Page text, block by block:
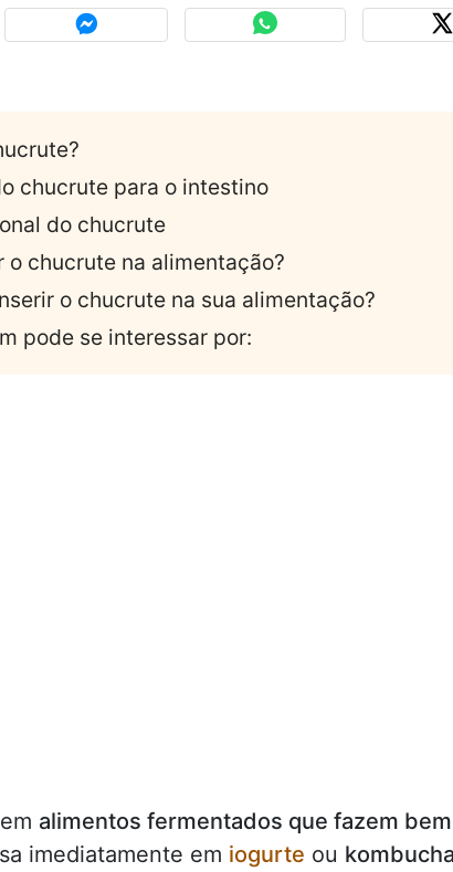
chucrute para o intestino
do chucrute
o chucrute na alimentação?
o chucrute na sua alimentação?
pode se interessar por:
alimentos fermentados que fazem
imediatamente em iogurte ou kombucha